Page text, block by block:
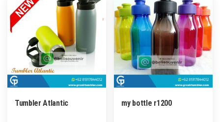
Tumbler Atlantic my bottle r1200